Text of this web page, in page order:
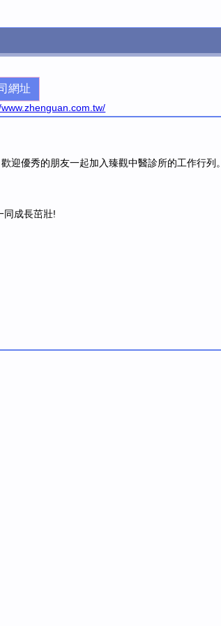
網址
迎優秀的朋友一起加入臻觀中醫診所的工作行列。
同成長茁壯!